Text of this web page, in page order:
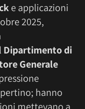
e applicazioni
2025,
Dipartimento di
Generale
hanno
mettevano a